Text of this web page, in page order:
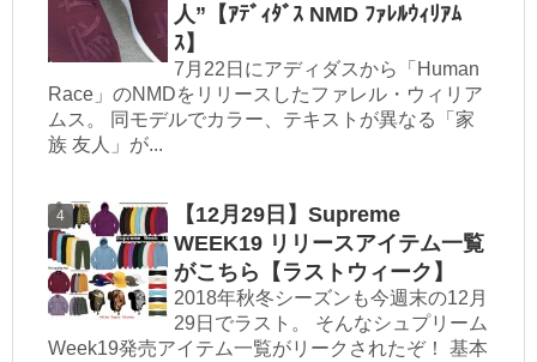
人”【ｱﾃﾞｨﾀﾞｽ NMD ﾌｧﾚﾙｳｨﾘｱﾑ
ｽ】
7月22日にアディダスから「Human
Race」のNMDをリリースしたファレル・ウィリア
ムス。 同モデルでカラー、テキストが異なる「家
族 友人」が...
【12月29日】Supreme
WEEK19 リリースアイテム一覧
がこちら【ラストウィーク】
2018年秋冬シーズンも今週末の12月
29日でラスト。 そんなシュプリーム
Week19発売アイテム一覧がリークされたぞ！ 基本